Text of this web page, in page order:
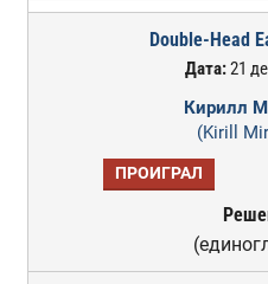
Double-Head
Дата:21
Кирилл
(Kirill
ПРОИГРАЛ